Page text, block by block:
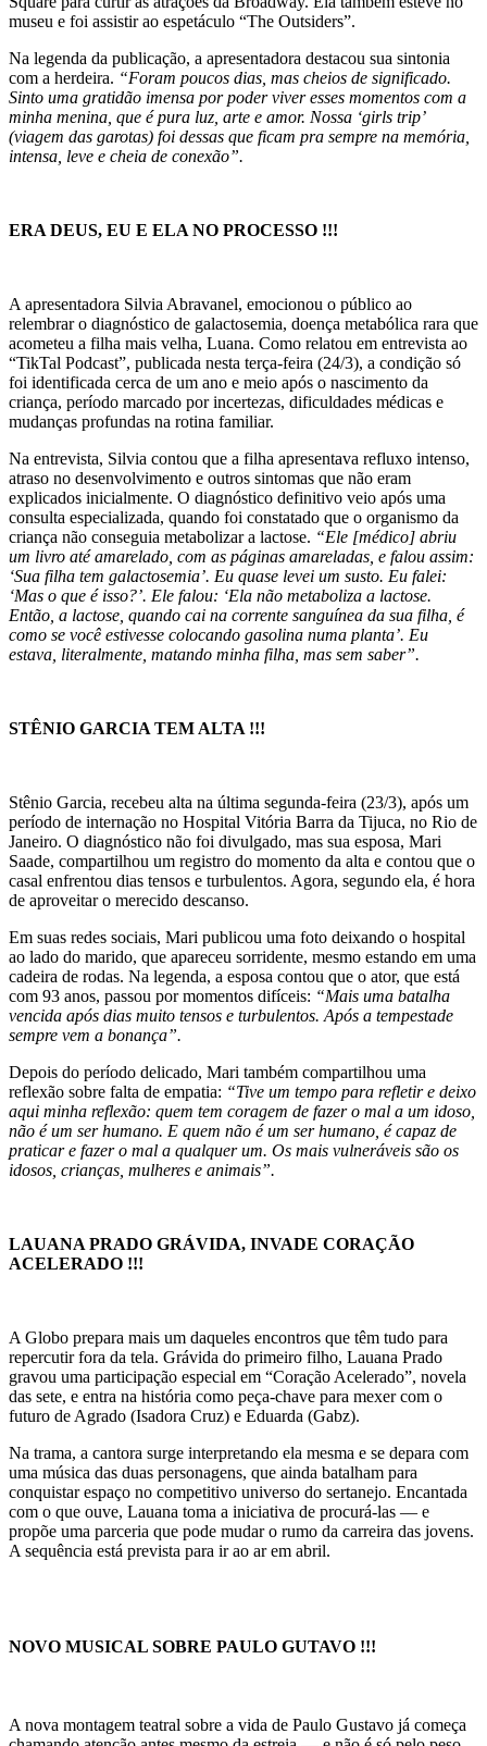
museu e foi assistir ao espetáculo “The Outsiders”.
Na legenda da publicação, a apresentadora destacou sua sintonia
com a herdeira. “Foram poucos dias, mas cheios de significado.
Sinto uma gratidão imensa por poder viver esses momentos com a
minha menina, que é pura luz, arte e amor. Nossa ‘girls trip’
(viagem das garotas) foi dessas que ficam pra sempre na memória,
intensa, leve e cheia de conexão”.
ERA DEUS, EU E ELA NO PROCESSO !!!
A apresentadora Silvia Abravanel, emocionou o público ao
relembrar o diagnóstico de galactosemia, doença metabólica rara que
acometeu a filha mais velha, Luana. Como relatou em entrevista ao
“TikTal Podcast”, publicada nesta terça-feira (24/3), a condição só
foi identificada cerca de um ano e meio após o nascimento da
criança, período marcado por incertezas, dificuldades médicas e
mudanças profundas na rotina familiar.
Na entrevista, Silvia contou que a filha apresentava refluxo intenso,
atraso no desenvolvimento e outros sintomas que não eram
explicados inicialmente. O diagnóstico definitivo veio após uma
consulta especializada, quando foi constatado que o organismo da
criança não conseguia metabolizar a lactose. “Ele [médico] abriu
um livro até amarelado, com as páginas amareladas, e falou assim:
‘Sua filha tem galactosemia’. Eu quase levei um susto. Eu falei:
‘Mas o que é isso?’. Ele falou: ‘Ela não metaboliza a lactose.
Então, a lactose, quando cai na corrente sanguínea da sua filha, é
como se você estivesse colocando gasolina numa planta’. Eu
estava, literalmente, matando minha filha, mas sem saber”.
STÊNIO GARCIA TEM ALTA !!!
Stênio Garcia, recebeu alta na última segunda-feira (23/3), após um
período de internação no Hospital Vitória Barra da Tijuca, no Rio de
Janeiro. O diagnóstico não foi divulgado, mas sua esposa, Mari
Saade, compartilhou um registro do momento da alta e contou que o
casal enfrentou dias tensos e turbulentos. Agora, segundo ela, é hora
de aproveitar o merecido descanso.
Em suas redes sociais, Mari publicou uma foto deixando o hospital
ao lado do marido, que apareceu sorridente, mesmo estando em uma
cadeira de rodas. Na legenda, a esposa contou que o ator, que está
com 93 anos, passou por momentos difíceis: “Mais uma batalha
vencida após dias muito tensos e turbulentos. Após a tempestade
sempre vem a bonança”.
Depois do período delicado, Mari também compartilhou uma
reflexão sobre falta de empatia: “Tive um tempo para refletir e deixo
aqui minha reflexão: quem tem coragem de fazer o mal a um idoso,
não é um ser humano. E quem não é um ser humano, é capaz de
praticar e fazer o mal a qualquer um. Os mais vulneráveis são os
idosos, crianças, mulheres e animais”.
LAUANA PRADO GRÁVIDA, INVADE CORAÇÃO
ACELERADO !!!
A Globo prepara mais um daqueles encontros que têm tudo para
repercutir fora da tela. Grávida do primeiro filho, Lauana Prado
gravou uma participação especial em “Coração Acelerado”, novela
das sete, e entra na história como peça-chave para mexer com o
futuro de Agrado (Isadora Cruz) e Eduarda (Gabz).
Na trama, a cantora surge interpretando ela mesma e se depara com
uma música das duas personagens, que ainda batalham para
conquistar espaço no competitivo universo do sertanejo. Encantada
com o que ouve, Lauana toma a iniciativa de procurá-las — e
propõe uma parceria que pode mudar o rumo da carreira das jovens.
A sequência está prevista para ir ao ar em abril.
NOVO MUSICAL SOBRE PAULO GUTAVO !!!
A nova montagem teatral sobre a vida de Paulo Gustavo já começa